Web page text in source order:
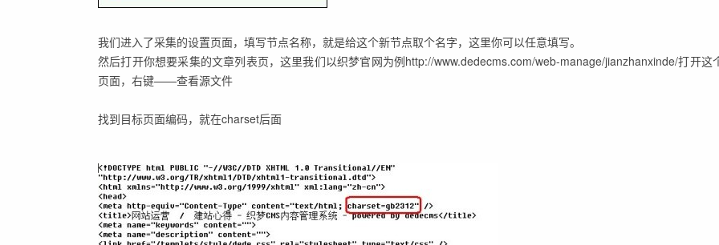
我们进入了采集的设置页面，填写节点名称，就是给这个新节点取个名字，这里你可以任意填写。
然后打开你想要采集的文章列表页，这里我们以织梦官网为例http://www.dedecms.com/web-manage/jianzhanxinde/打开这
页面，右键——查看源文件
找到目标页面编码，就在charset后面